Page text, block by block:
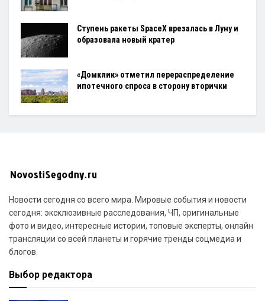
Ступень ракеты SpaceX врезалась в Луну и
образовала новый кратер
«Домклик» отметил перераспределение
ипотечного спроса в сторону вторички
Новости сегодня со всего мира. Мировые события и новости
сегодня: эксклюзивные расследования, ЧП, оригинальные
фото и видео, интересные истории, топовые эксперты, онлайн
трансляции со всей планеты и горячие тренды соцмедиа и
блогов.
Выбор редактора